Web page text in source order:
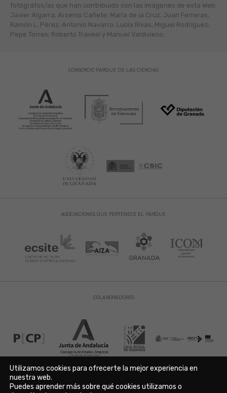
fotógráfos/as que han contribuido con las imágenes de esta Web:
Javier Algarra; Arsenio Cañete; María de la Cruz; Juan Ferreras;
Ramón L. Pérez; Antonio Navarro; Lucía Rivas; Miguel Rodríguez;
Pepe Torres; Roberto Travesí y Manuel Valdivieso.
ASOCIACIONES QUE PERTENECE EL PARQUE
CONSORCIO PARQUE DE LAS CIENCIAS
COLABORADORES
Aviso Legal | Política de Privacidad | Política de Cookies
Utilizamos cookies para ofrecerte la mejor experiencia en
nuestra web.
Puedes aprender más sobre qué cookies utilizamos o